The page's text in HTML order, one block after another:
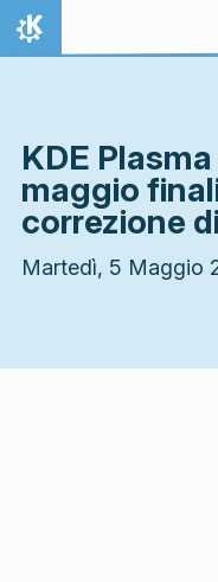
Passa al contenuto
Pagina iniziale
KDE
maggio
correzione
Martedì, 5 Maggio